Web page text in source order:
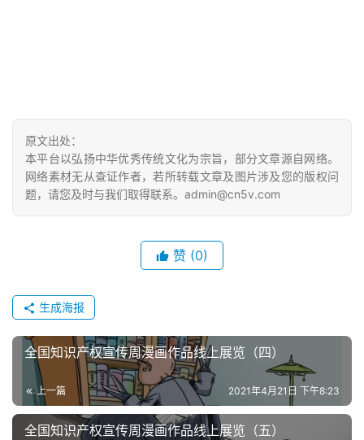
原文出处：
本平台以弘扬中华优秀传统文化为宗旨，部分文章源自网络。
网络素材无从查证作者，若所转载文章及图片涉及您的版权问
题，请您及时与我们取得联系。admin@cn5v.com
赞 (0)
生成海报
全国知识产权宣传周漫画作品线上展览（四）
上一篇 2021年4月21日 下午8:23
全国知识产权宣传周漫画作品线上展览（五）